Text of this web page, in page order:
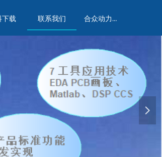
下载 联系我们 合众动力实验室
넲